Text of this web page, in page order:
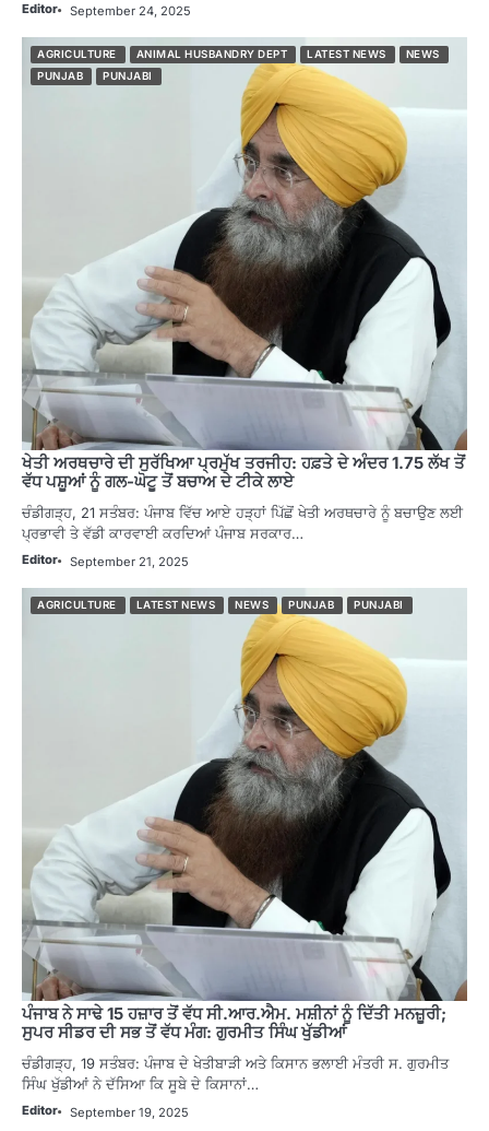
Editor September 24, 2025
AGRICULTURE ANIMAL HUSBANDRY DEPT LATEST NEWS
NEWS
PUNJAB
PUNJABI
ਖੇਤੀ ਅਰਥਚਾਰੇ ਦੀ ਸੁਰੱਖਿਆ ਪ੍ਰਮੁੱਖ ਤਰਜੀਹ: ਹਫ਼ਤੇ ਦੇ ਅੰਦਰ 1.75 ਲੱਖ ਤੋਂ
ਵੱਧ ਪਸ਼ੂਆਂ ਨੂੰ ਗਲ-ਘੋਟੂ ਤੋਂ ਬਚਾਅ ਦੇ ਟੀਕੇ ਲਾਏ
ਚੰਡੀਗੜ੍ਹ, 21 ਸਤੰਬਰ: ਪੰਜਾਬ ਵਿੱਚ ਆਏ ਹੜ੍ਹਾਂ ਪਿੱਛੋਂ ਖੇਤੀ ਅਰਥਚਾਰੇ ਨੂੰ ਬਚਾਉਣ ਲਈ
ਪ੍ਰਭਾਵੀ ਤੇ ਵੱਡੀ ਕਾਰਵਾਈ ਕਰਦਿਆਂ ਪੰਜਾਬ ਸਰਕਾਰ…
Editor September 21, 2025
AGRICULTURE LATEST NEWS NEWS PUNJAB PUNJABI
ਪੰਜਾਬ ਨੇ ਸਾਢੇ 15 ਹਜ਼ਾਰ ਤੋਂ ਵੱਧ ਸੀ.ਆਰ.ਐਮ. ਮਸ਼ੀਨਾਂ ਨੂੰ ਦਿੱਤੀ ਮਨਜ਼ੂਰੀ;
ਸੁਪਰ ਸੀਡਰ ਦੀ ਸਭ ਤੋਂ ਵੱਧ ਮੰਗ: ਗੁਰਮੀਤ ਸਿੰਘ ਖੁੱਡੀਆਂ
ਚੰਡੀਗੜ੍ਹ, 19 ਸਤੰਬਰ: ਪੰਜਾਬ ਦੇ ਖੇਤੀਬਾੜੀ ਅਤੇ ਕਿਸਾਨ ਭਲਾਈ ਮੰਤਰੀ ਸ. ਗੁਰਮੀਤ
ਸਿੰਘ ਖੁੱਡੀਆਂ ਨੇ ਦੱਸਿਆ ਕਿ ਸੂਬੇ ਦੇ ਕਿਸਾਨਾਂ…
Editor September 19, 2025